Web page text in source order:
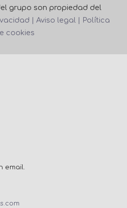
grupo son propiedad del
| Aviso legal |
Política
cookies
email.